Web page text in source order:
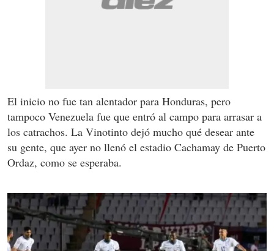
El inicio no fue tan alentador para Honduras, pero
tampoco Venezuela fue que entró al campo para arrasar a
los catrachos. La Vinotinto dejó mucho qué desear ante
su gente, que ayer no llenó el estadio Cachamay de Puerto
Ordaz, como se esperaba.